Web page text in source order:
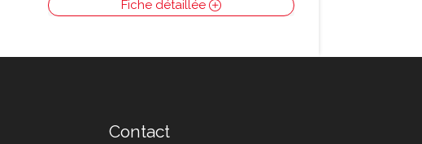
Fiche détaillée
Contact